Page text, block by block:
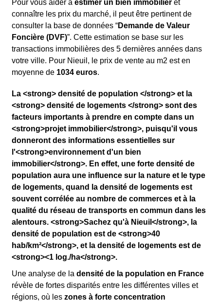
Pour vous aider à estimer un bien immobilier et
connaître les prix du marché, il peut être pertinent de
consulter la base de données “Demande de Valeur
Foncière (DVF)”. Cette estimation se base sur les
transactions immobilières des 5 dernières années dans
votre ville. Pour Nieuil, le prix de vente au m2 est en
moyenne de 1034 euros.
La <strong> densité de population </strong> et la
<strong> densité de logements </strong> sont des
facteurs importants à prendre en compte dans un
<strong>projet immobilier</strong>, puisqu'il vous
donneront des informations essentielles sur
l'<strong>environnement d'un bien
immobilier</strong>. En effet, une forte densité de
population aura une influence sur la nature et le type
de logements, quand la densité de logements est
souvent corrélée au nombre de commerces et à la
qualité du réseau de transports en commun dans les
alentours. <strong>Sachez qu'à Nieuil</strong>, la
densité de population est de <strong>40
hab/km²</strong>, et la densité de logements est de
<strong><1 log./ha</strong>.
Une analyse de la densité de la population en France
révèle de fortes disparités entre les différentes villes et
régions, où les zones à forte concentration